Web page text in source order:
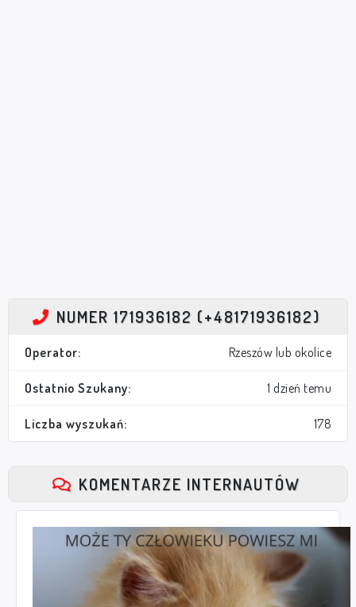
NUMER 171936182 (+48171936182)
Operator: Rzeszów lub okolice
Ostatnio Szukany: 1 dzień temu
Liczba wyszukań: 178
KOMENTARZE INTERNAUTÓW